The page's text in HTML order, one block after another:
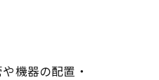
機器の配置・